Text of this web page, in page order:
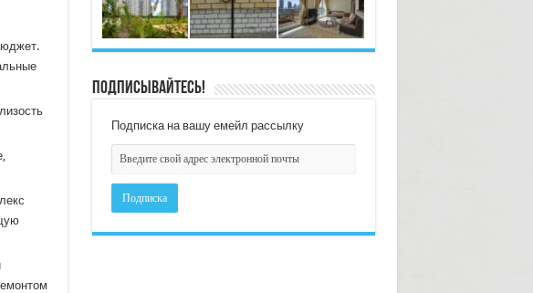
Подписывайтесь!
Подписка на вашу емейл рассылку